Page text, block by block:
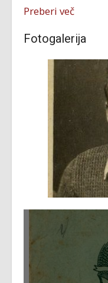
Preberi več
Fotogalerija